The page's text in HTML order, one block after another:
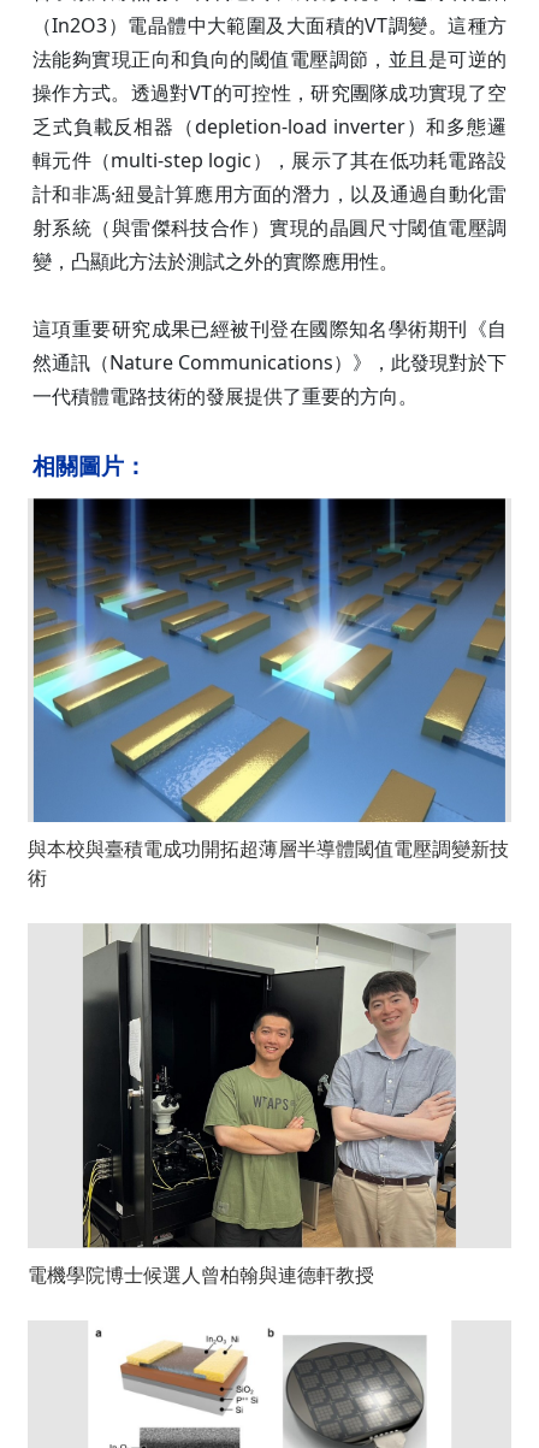
（In2O3）電晶體中大範圍及大面積的VT調變。這種方
法能夠實現正向和負向的閾值電壓調節，並且是可逆的
操作方式。透過對VT的可控性，研究團隊成功實現了空
乏式負載反相器（depletion-load inverter）和多態邏
輯元件（multi-step logic），展示了其在低功耗電路設
計和非馮·紐曼計算應用方面的潛力，以及通過自動化雷
射系統（與雷傑科技合作）實現的晶圓尺寸閾值電壓調
變，凸顯此方法於測試之外的實際應用性。
這項重要研究成果已經被刊登在國際知名學術期刊《自
然通訊（Nature Communications）》，此發現對於下
一代積體電路技術的發展提供了重要的方向。
相關圖片：
與本校與臺積電成功開拓超薄層半導體閾值電壓調變新技
術
電機學院博士候選人曾柏翰與連德軒教授